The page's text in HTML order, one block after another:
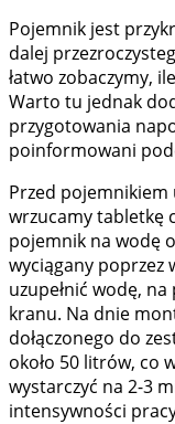
Pojemnik jest
dalej
łatwo zobaczymy,
Warto tu jednak
przygotowania
poinformowani
Przed pojemnikiem
wrzucamy tabletkę
pojemnik na wodę
wyciągany poprzez
uzupełnić wodę,
kranu. Na dnie
dołączonego do
około 50 litrów, co
wystarczyć na 2-3
intensywności